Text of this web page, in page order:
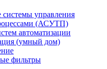
управления
(АСУТП)
автоматизации
(умный дом)
фильтры